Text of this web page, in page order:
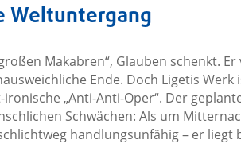
Weltuntergang
Makabren“, Glauben schenkt.
Ende. Doch Ligetis Werk
„Anti-Anti-Oper“. Der
Schwächen: Als um
handlungsunfähig – er liegt